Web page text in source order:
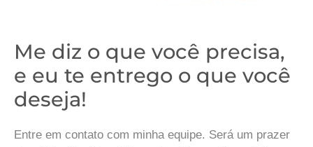
Me diz o que você precisa,
e eu te entrego o que você
deseja!
Entre em contato com minha equipe. Será um prazer